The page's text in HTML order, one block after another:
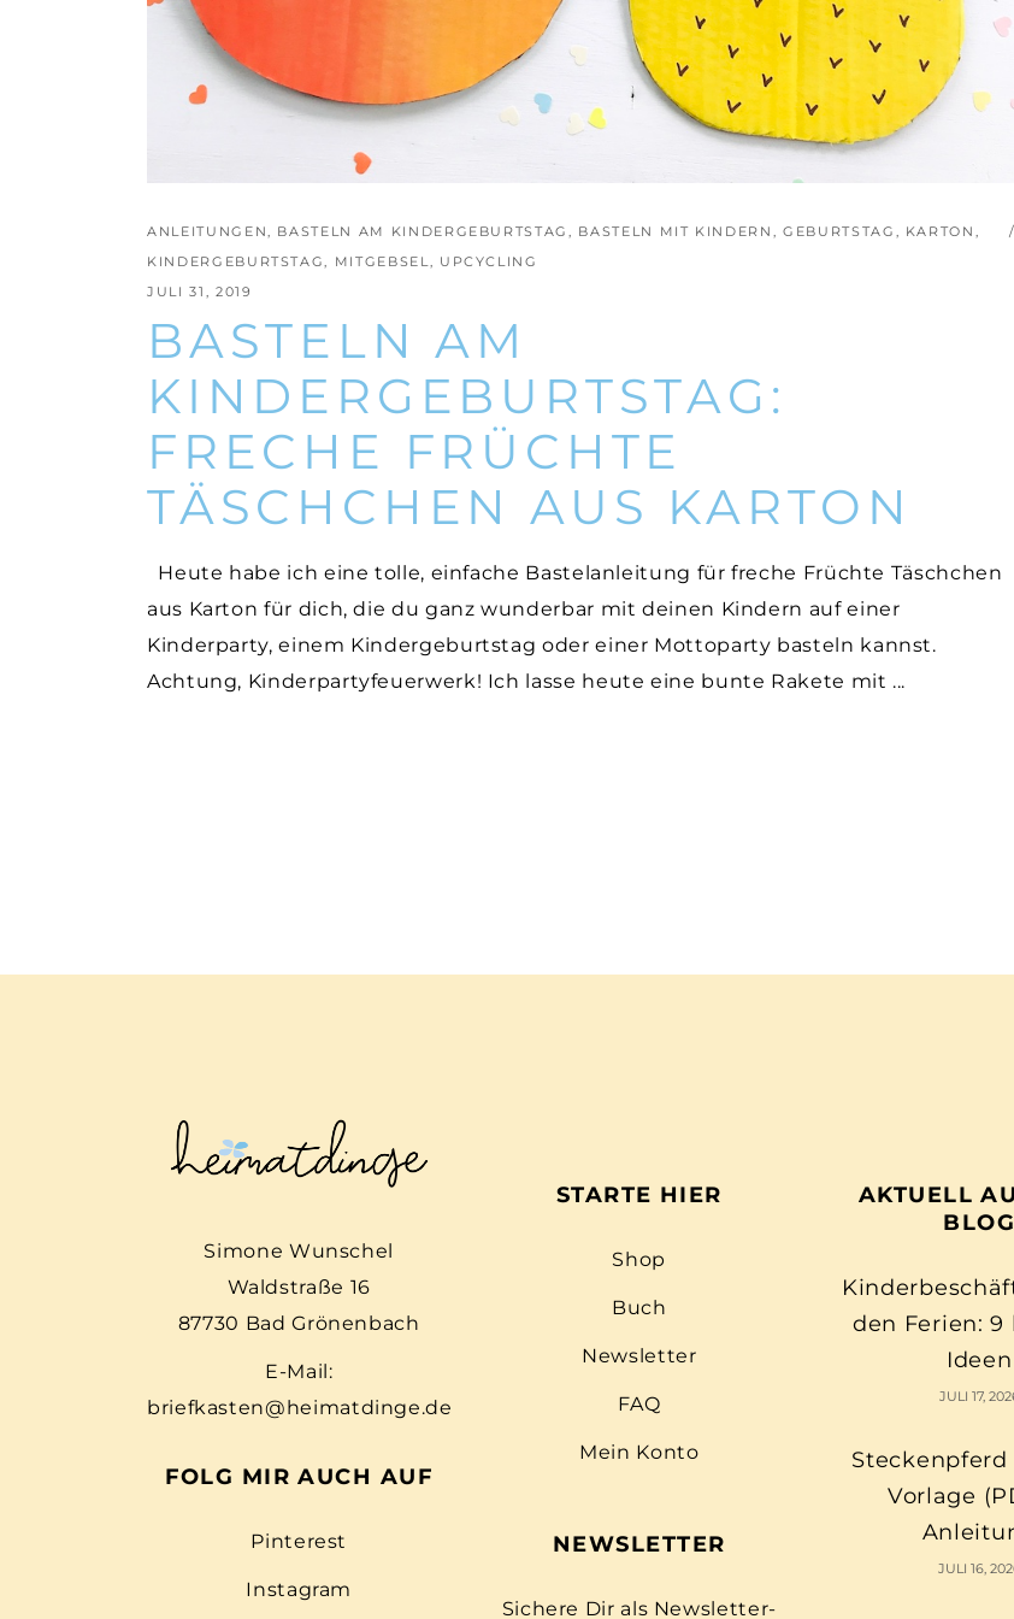
ANLEITUNGEN, BASTELN AM KINDERGEBURTSTAG, BASTELN MIT KINDERN ,GEBURTSTAG , KARTON ,
KINDERGEBURTSTAG, MITGEBSEL, UPCYCLING
JULI 31, 2019
BASTELN AM
KINDERGEBURTSTAG:
FRECHE FRÜCHTE
TÄSCHCHEN AUS KARTON
Heute habe ich eine tolle, einfache Bastelanleitung für freche Früchte Täschchen
aus Karton für dich, die du ganz wunderbar mit deinen Kindern auf einer
Kinderparty, einem Kindergeburtstag oder einer Mottoparty basteln kannst.
Achtung, Kinderpartyfeuerwerk! Ich lasse heute eine bunte Rakete mit
Simone Wunschel
Waldstraße 16
87730 Bad Grönenbach
E-Mail:
briefkasten@heimatdinge.de
FOLG MIR AUCH AUF
Pinterest
Instagram
STARTE HIER
Shop
Buch
Newsletter
FAQ
Mein Konto
NEWSLETTER
Sichere Dir als Newsletter-
AKTUELL
BLOG
den Ferien: 9
Ideen
JULI 17,
Steckenpferd
Vorlage
JULI 16,